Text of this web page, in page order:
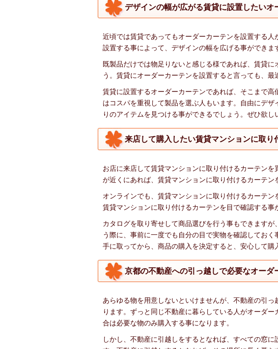
デザインの幅が広がる賃貸に設置したいオ
近頃では賃貸であってもオーダーカーテンを設置する
設置する事によって、デザインの幅を広げる事ができま
既製品だけでは物足りないと感じる様であれば、賃貸
う。賃貸にオーダーカーテンを設置すると言っても、最
賃貸に設置するオーダーカーテンであれば、そこまで
はコスパを重視して製品を選ぶ人もいます。自由にデ
りのアイテムを見つける事ができるでしょう。ぜひ欲し
来店して購入したい賃貸マンションに取り
お店に来店して賃貸マンションに取り付けるカーテン
が近くにあれば、賃貸マンションに取り付けるカーテン
オンラインでも、賃貸マンションに取り付けるカーテン
賃貸マンションに取り付けるカーテンを目で確認する事
カタログを取り寄せして商品選びを行う事もできます
う際に、事前に一度でも自分の目で実物を確認しておく
手に取ってから、商品の購入を決定すると、安心して購
京都の不動産への引っ越しで必要なオーダ
あらゆる物を用意しないといけませんが、不動産の引
ります。ずっと同じ不動産に暮らしている人がオーダ
合は必要な物のみ購入する事になります。
しかし、不動産に引越しをするとなれば、すべての窓